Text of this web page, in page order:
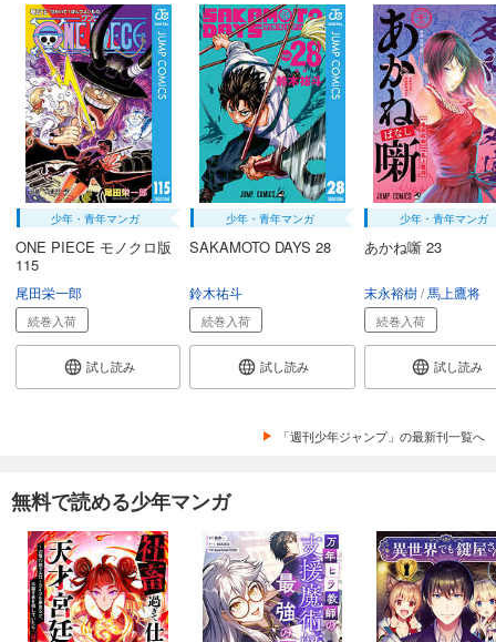
少年・青年マンガ
ONE PIECE モノクロ版
115
尾田栄一郎
続巻入荷
試し読み
少年・青年マンガ
SAKAMOTO DAYS 28
鈴木祐斗
続巻入荷
試し読み
少年・青年マンガ
あかね噺 23
末永裕樹 馬上鷹将
続巻入荷
試し読み
「週刊少年ジャンプ」の最新刊一覧へ
無料で読める少年マンガ